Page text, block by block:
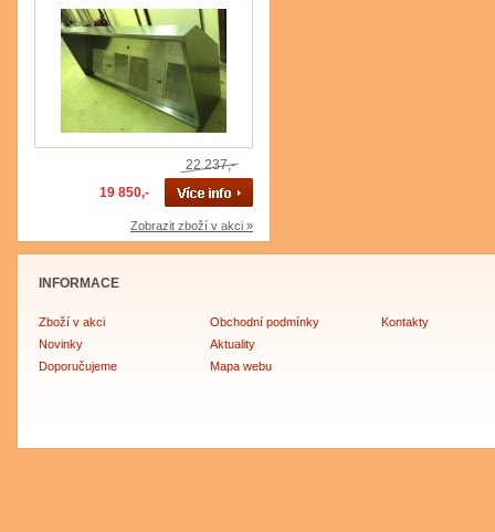
22 237,-
19 850,-
Zobrazit zboží v akci »
INFORMACE
Zboží v akci
Novinky
Doporučujeme
Obchodní podmínky
Aktuality
Mapa webu
Kontakty